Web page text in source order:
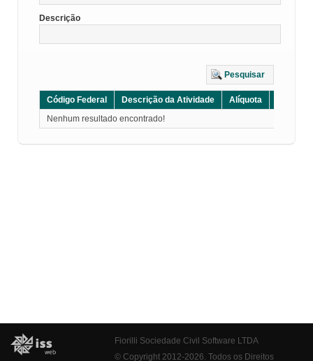
Descrição
Pesquisar
Código Federal Descrição da Atividade Alíquota
Nenhum resultado encontrado!
Fiorilli Sociedade Civil Software LTDA
© Copyright 2012-2026. Todos os Direitos